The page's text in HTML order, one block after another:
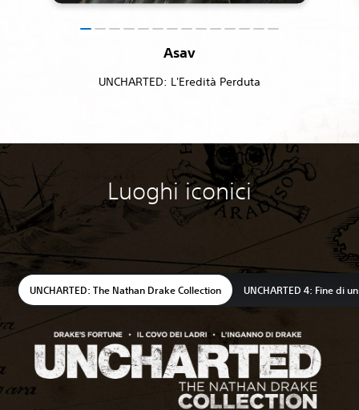
Asav
UNCHARTED: L'Eredità Perduta
Luoghi iconici
UNCHARTED: The Nathan Drake Collection UNCHARTED 4: Fine di